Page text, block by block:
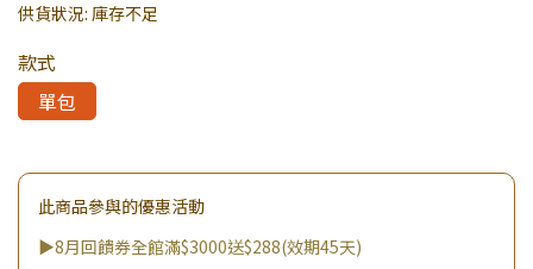
供貨狀況: 庫存不足
款式
單包
此商品參與的優惠活動
▶8月回饋券全館滿$3000送$288(效期45天)